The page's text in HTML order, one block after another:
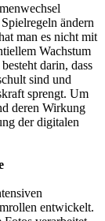
ändern
man es nicht mit
Wachstum
darin, dass
sind und
sprengt. Um
deren Wirkung
der digitalen
entwickelt.